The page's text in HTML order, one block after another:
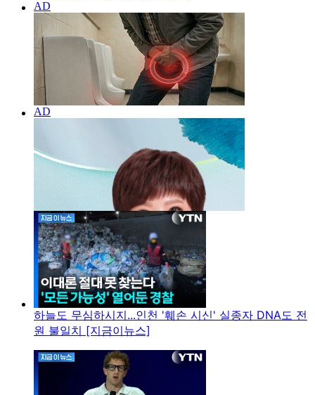
하늘도 무심하시지...인천 '훼손 시신' 실종자 DNA도 전
원 불일치 [지금이뉴스]